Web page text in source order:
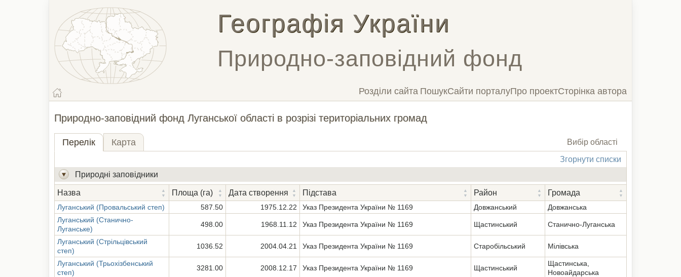
Географія України
Природно-заповідний фонд
Розділи сайта ПошукСайти порталуПро проектСторінка автора
Природно-заповідний фонд Луганської області в розрізі територіальних громад
Перелік Карта Вибір області
Згорнути списки
Природні заповідники
Назва Площа (га) Дата створення Підстава Район Громада
Луганський (Провальський степ) 587.50 1975.12.22 Указ Президента України № 1169 Довжанський
Довжанська
Луганський (Станично-
Луганське)
498.00 1968.11.12 Указ Президента України № 1169 Щастинський Станично-Луганська
Луганський (Стрільцівський
степ)
1036.52 2004.04.21 Указ Президента України № 1169 Старобільський Мілівська
Луганський (Трьохізбенський
степ)
3281.00 2008.12.17 Указ Президента України № 1169 Щастинський
Щастинська,
Новоайдарська
Згорнути список
Завантаження...